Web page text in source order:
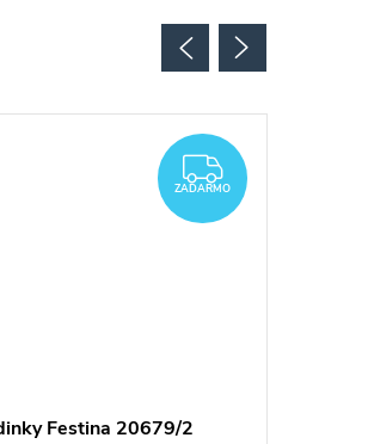
ZADARMO
ZADARMO
Festina 20679/2